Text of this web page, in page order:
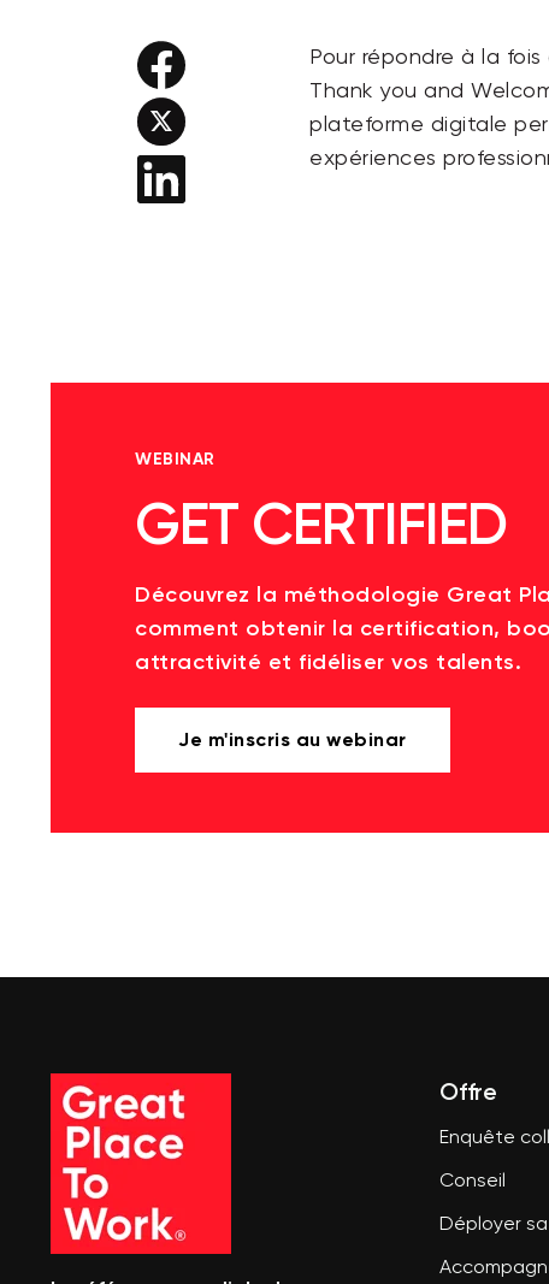
Pour répondre à la
Thank you and
plateforme digitale
expériences
WEBINAR
GET CERTIFIED
Découvrez la méthodologie Great
comment obtenir la certification,
attractivité et fidéliser vos talents.
Je m'inscris au webinar
Offre
Enquête
Conseil
Déployer